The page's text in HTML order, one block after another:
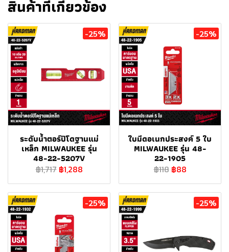
สินค้าที่เกี่ยวข้อง
-25%
ระดับน้ำตอร์ปิโดฐานแม่
เหล็ก MILWAUKEE รุ่น
48-22-5207V
฿1,717 ฿1,288
-25%
ใบมีดอเนกประสงค์ 5 ใบ
MILWAUKEE รุ่น 48-
22-1905
฿118 ฿88
-25% -25%